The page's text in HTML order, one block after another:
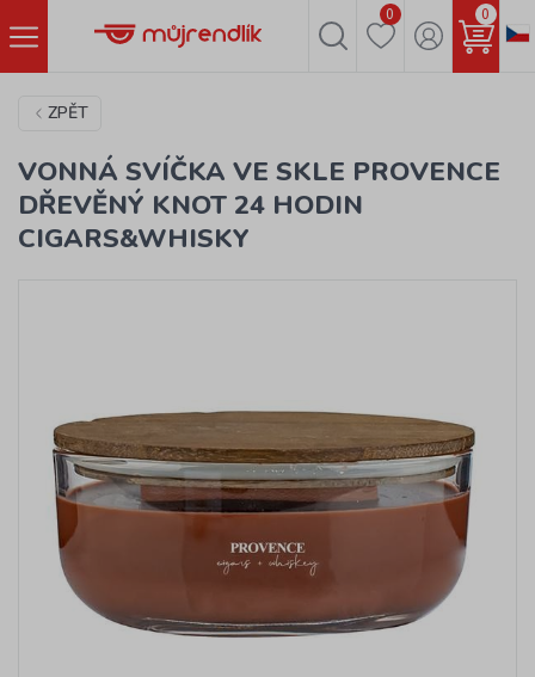
0 0
ZPĚT
VONNÁ SVÍČKA VE SKLE PROVENCE
DŘEVĚNÝ KNOT 24 HODIN
CIGARS&WHISKY